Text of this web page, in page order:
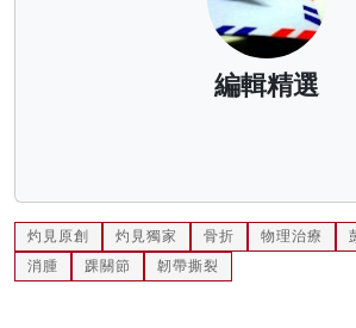
編輯精選
灼見原創 灼見獨家 骨折 物理治療
消腫
踝關節 韌帶撕裂